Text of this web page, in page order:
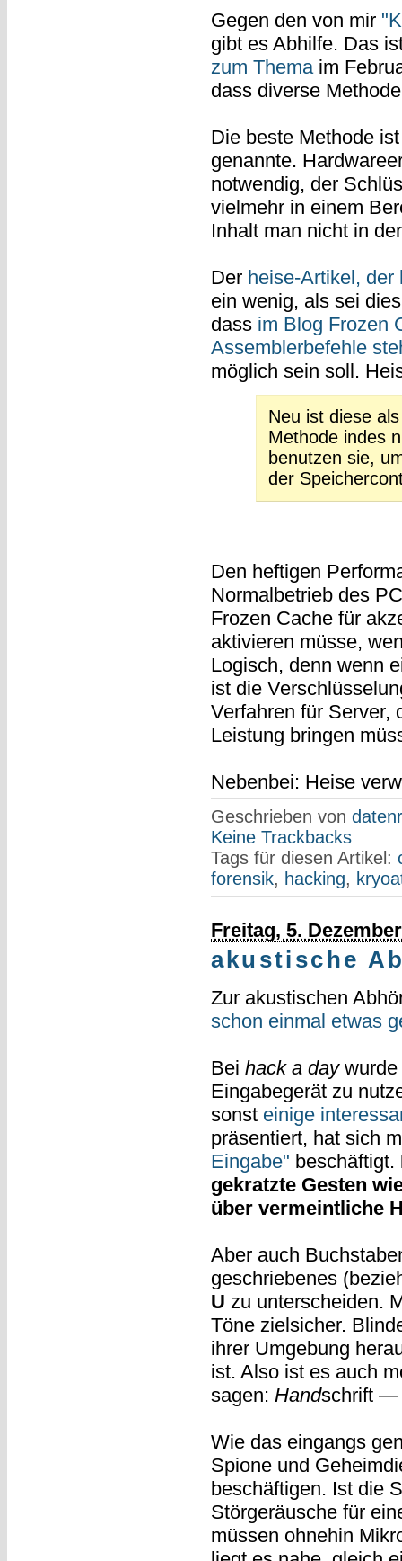
Gegen den von mir
gibt es Abhilfe. Das
zum Themaim
dass diverse
Die beste Methode
genannte.
notwendig, der
vielmehr in einem
Inhalt man nicht in
Der heise-Artikel, der
ein wenig, als sei
dass im Blog Frozen
Assemblerbefehle
möglich sein soll.
Neu ist diese
Methode indes
benutzen sie,
der
Den heftigen
Normalbetrieb des
Frozen Cache für
aktivieren müsse,
Logisch, denn wenn
ist die
Verfahren für Server,
Leistung bringen
Nebenbei: Heise
Geschrieben von
Keine Trackbacks
Tags für diesen Artikel:
forensik, hacking,
Freitag, 5.
akustische
Zur akustischen
schon einmal etwas
Bei hack a daywurde
Eingabegerät zu
sonst einige
präsentiert, hat sich
Eingabe" beschäftigt.
gekratzte Gesten
über vermeintliche
Aber auch
geschriebenes
U zu unterscheiden.
Töne zielsicher.
ihrer Umgebung
ist. Also ist es auch
sagen: Handschrift —
Wie das eingangs
Spione und
beschäftigen. Ist die
Störgeräusche für
müssen ohnehin